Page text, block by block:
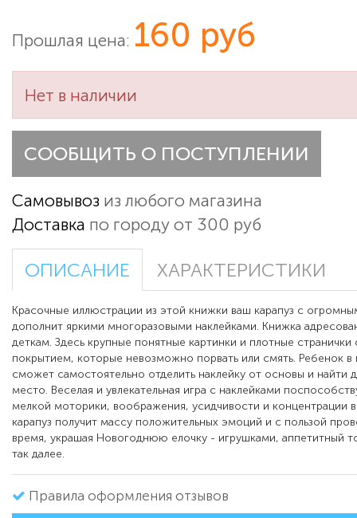
Прошлая цена: 160 руб
Нет в наличии
СООБЩИТЬ О ПОСТУПЛЕНИИ
Самовывоз из любого магазина
Доставка по городу от 300 руб
ОПИСАНИЕ ХАРАКТЕРИСТИКИ
Красочные иллюстрации из этой книжки ваш карапуз с
дополнит яркими многоразовыми наклейками. Книжка
деткам. Здесь крупные понятные картинки и плотные
покрытием, которые невозможно порвать или смять. Ребенок в
сможет самостоятельно отделить наклейку от основы и найти
место. Веселая и увлекательная игра с наклейками
мелкой моторики, воображения, усидчивости и концентрации
карапуз получит массу положительных эмоций и с пользой
время, украшая Новогоднюю елочку - игрушками, аппетитный
так далее.
Правила оформления отзывов